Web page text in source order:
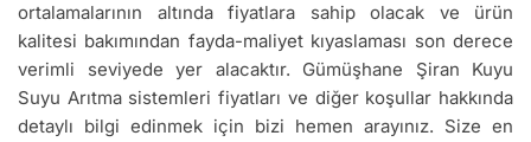
ortalamalarının altında fiyatlara sahip olacak ve ürün
kalitesi bakımından fayda-maliyet kıyaslaması son derece
verimli seviyede yer alacaktır. Gümüşhane Şiran Kuyu
Suyu Arıtma sistemleri fiyatları ve diğer koşullar hakkında
detaylı bilgi edinmek için bizi hemen arayınız. Size en